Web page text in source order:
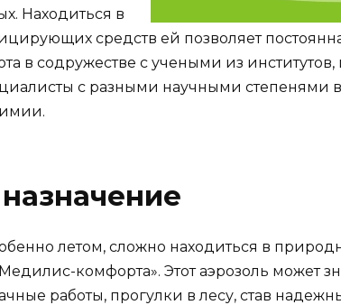
Находиться в
средств ей позволяет
в содружестве с учеными из
с разными научными степенями в
летом, сложно находиться в
комфорта». Этот аэрозоль может
работы, прогулки в лесу, став